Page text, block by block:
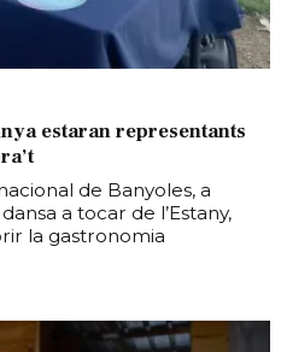
estaran representants
de Banyoles, a
a tocar de l’Estany,
la gastronomia